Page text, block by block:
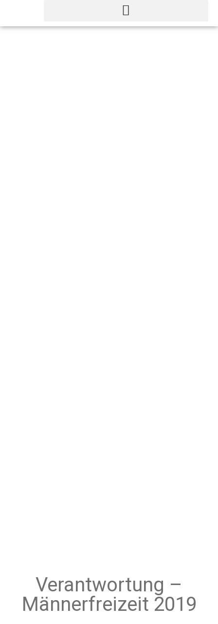
Verantwortung –
Männerfreizeit 2019